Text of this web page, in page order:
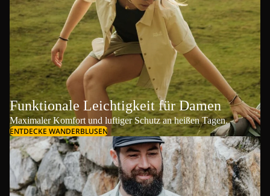
Funktionale Leichtigkeit für Damen
Maximaler Komfort und luftiger Schutz an heißen Tagen.
ENTDECKE WANDERBLUSEN